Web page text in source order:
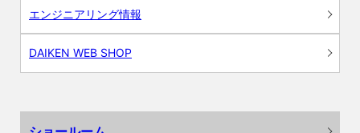
エンジニアリング情報
DAIKEN WEB SHOP